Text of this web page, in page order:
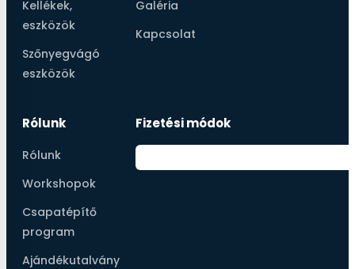
Kellékek,
eszközök
Szőnyegvágó
eszközök
Galéria
Kapcsolat
Rólunk
Rólunk
Workshopok
Csapatépítő
program
Ajándékutalvány
Fizetési módok